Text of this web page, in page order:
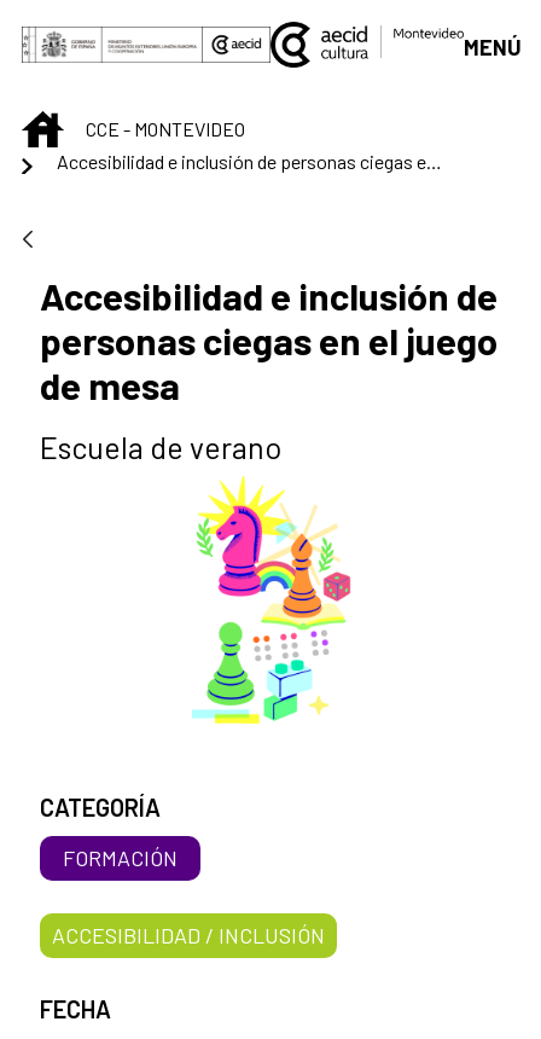
Saltar al contenido principal
MENÚ
INICIOCCE - MONTEVIDEO
Accesibilidad e inclusión de personas ciegas en el juego de mesa
Accesibilidad e inclusión de
personas ciegas en el juego
de mesa
Escuela de verano
CATEGORÍA
FORMACIÓN
ACCESIBILIDAD / INCLUSIÓN
FECHA